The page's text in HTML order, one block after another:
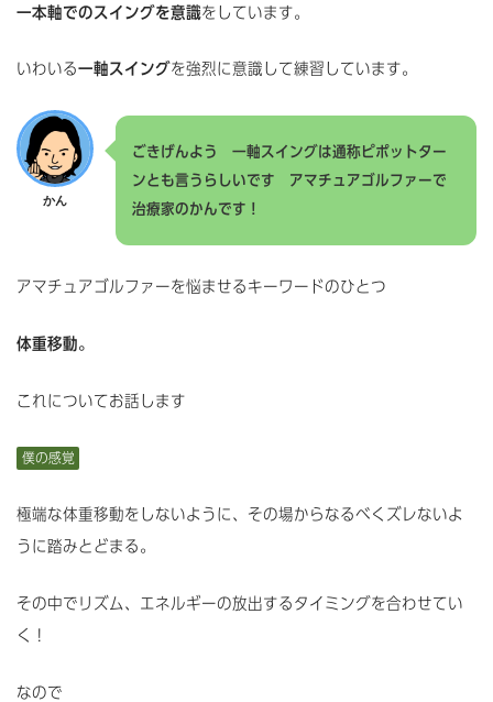
一本軸でのスイングを意識をしています。
いわいる一軸スイングを強烈に意識して練習しています。
かん
ごきげんよう 一軸スイングは通称ピポットター
ンとも言うらしいです アマチュアゴルファーで
治療家のかんです！
アマチュアゴルファーを悩ませるキーワードのひとつ
体重移動。
これについてお話します
僕の感覚
極端な体重移動をしないように、その場からなるべくズレないよ
うに踏みとどまる。
その中でリズム、エネルギーの放出するタイミングを合わせてい
く！
なので